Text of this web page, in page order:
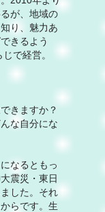
が、地域の
り、魅力あ
きるよう
で経営。
きますか？
な自分にな
なるともっ
震災・東日
した。それ
らです。生